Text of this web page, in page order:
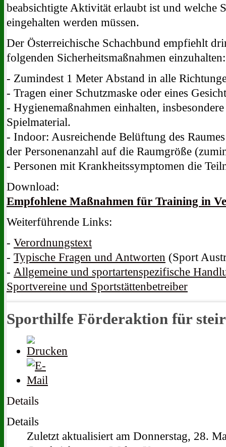
beabsichtigte Aktivität erlaubt ist und welche
eingehalten werden müssen.
Der Österreichische Schachbund empfiehlt
folgenden Sicherheitsmaßnahmen einzuhalten:
- Zumindest 1 Meter Abstand in alle
- Tragen einer Schutzmaske oder eines
- Hygienemaßnahmen einhalten,
Spielmaterial.
- Indoor: Ausreichende Belüftung des
der Personenanzahl auf die Raumgröße
- Personen mit Krankheitssymptomen die
Download:
Empfohlene Maßnahmen für Training in
Weiterführende Links:
- Verordnungstext
- Typische Fragen und Antworten (Sport
- Allgemeine und sportartenspezifische
Sportvereine und Sportstättenbetreiber
Sporthilfe Förderaktion für
Details
Details
Zuletzt aktualisiert am Donnerstag, 28.